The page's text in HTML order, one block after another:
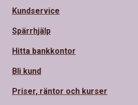
Kundservice
Spärrhjälp
Hitta bankkontor
Bli kund
Priser, räntor och kurser